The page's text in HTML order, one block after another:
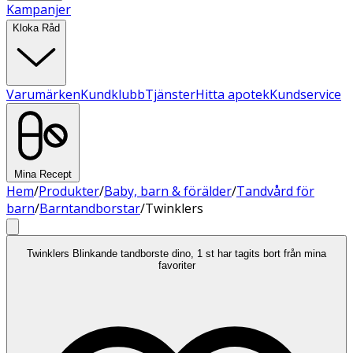
Kampanjer
Kloka Råd
VarumärkenKundklubbTjänsterHitta apotekKundservice
Mina Recept
Hem/Produkter/Baby, barn & förälder/Tandvård för
barn/Barntandborstar/Twinklers
Twinklers Blinkande tandborste dino, 1 st har tagits bort från mina
favoriter